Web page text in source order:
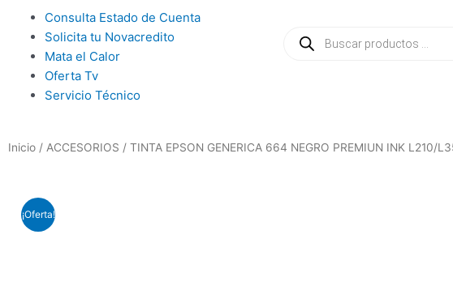
contenido
Main
Menu
Consulta Estado de Cuenta
Solicita tu Novacredito
Mata el Calor
Oferta Tv
Servicio Técnico
productos
Inicio / ACCESORIOS / TINTA EPSON GENERICA 664 NEGRO PREMIUN INK L210/
¡Oferta!